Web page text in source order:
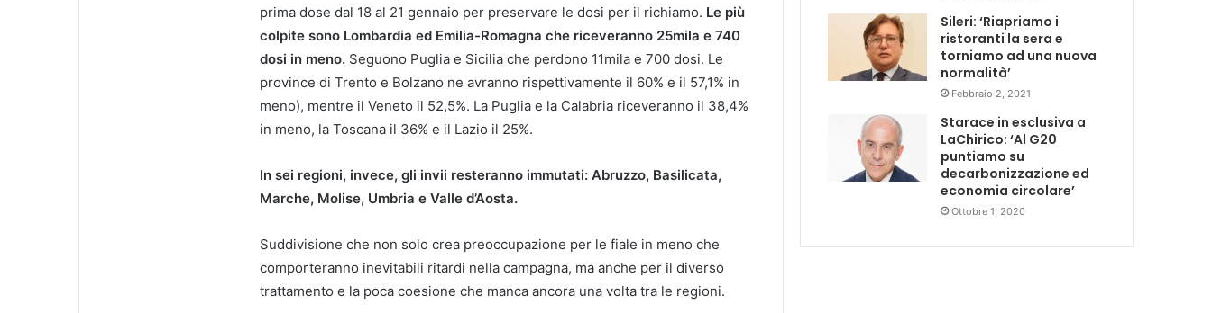
prima dose dal 18 al 21 gennaio per preservare le dosi per il richiamo. Le più
colpite sono Lombardia ed Emilia-Romagna che riceveranno 25mila e 740
dosi in meno. Seguono Puglia e Sicilia che perdono 11mila e 700 dosi. Le
province di Trento e Bolzano ne avranno rispettivamente il 60% e il 57,1% in
meno), mentre il Veneto il 52,5%. La Puglia e la Calabria riceveranno il 38,4%
in meno, la Toscana il 36% e il Lazio il 25%.
In sei regioni, invece, gli invii resteranno immutati: Abruzzo, Basilicata,
Marche, Molise, Umbria e Valle d’Aosta.
Suddivisione che non solo crea preoccupazione per le fiale in meno che
comporteranno inevitabili ritardi nella campagna, ma anche per il diverso
trattamento e la poca coesione che manca ancora una volta tra le regioni.
Sileri: ‘Riapriamo i
ristoranti la sera e
torniamo ad una nuova
normalità’
Febbraio 2, 2021
Starace in esclusiva a
LaChirico: ‘Al G20
puntiamo su
decarbonizzazione ed
economia circolare’
Ottobre 1, 2020